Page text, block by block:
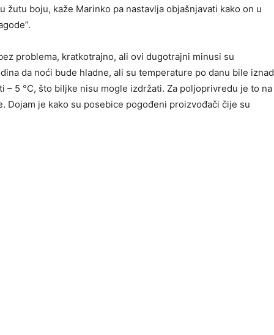
žutu boju, kaže Marinko pa nastavlja objašnjavati kako on u
problema, kratkotrajno, ali ovi dugotrajni minusi su
da noći bude hladne, ali su temperature po danu bile iznad
– 5 °C, što biljke nisu mogle izdržati. Za poljoprivredu je to na
Dojam je kako su posebice pogođeni proizvođači čije su